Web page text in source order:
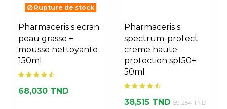
Rupture de stock
pharmaceris s ecran
peau grasse +
mousse nettoyante
150ml
68,030 TND
pharmaceris s
spectrum-protect
creme haute
protection spf50+
50ml
38,515 TND 59,254 TND